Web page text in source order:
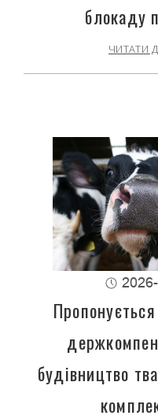
блокаду
ЧИТАТИ
будівництво